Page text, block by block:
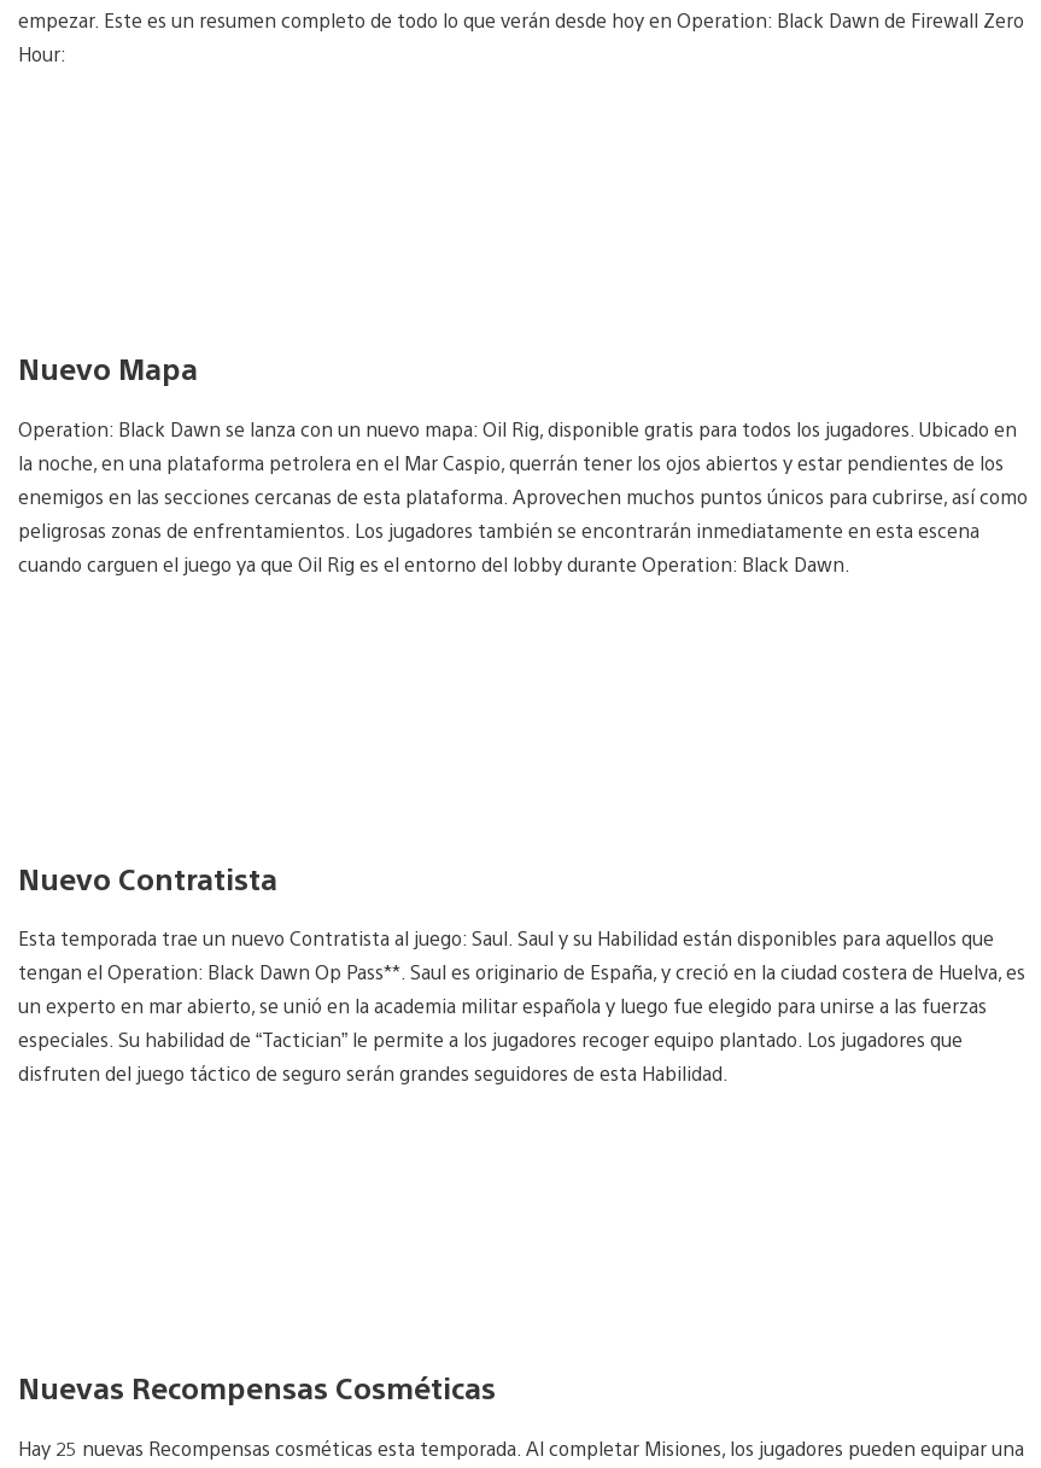
empezar. Este es un resumen completo de todo lo que verán desde hoy en Operation: Black Dawn de Firewall Zero
Hour:
Nuevo Mapa
Operation: Black Dawn se lanza con un nuevo mapa: Oil Rig, disponible gratis para todos los jugadores. Ubicado en
la noche, en una plataforma petrolera en el Mar Caspio, querrán tener los ojos abiertos y estar pendientes de los
enemigos en las secciones cercanas de esta plataforma. Aprovechen muchos puntos únicos para cubrirse, así como
peligrosas zonas de enfrentamientos. Los jugadores también se encontrarán inmediatamente en esta escena
cuando carguen el juego ya que Oil Rig es el entorno del lobby durante Operation: Black Dawn.
Nuevo Contratista
Esta temporada trae un nuevo Contratista al juego: Saul. Saul y su Habilidad están disponibles para aquellos que
tengan el Operation: Black Dawn Op Pass**. Saul es originario de España, y creció en la ciudad costera de Huelva, es
un experto en mar abierto, se unió en la academia militar española y luego fue elegido para unirse a las fuerzas
especiales. Su habilidad de “Tactician” le permite a los jugadores recoger equipo plantado. Los jugadores que
disfruten del juego táctico de seguro serán grandes seguidores de esta Habilidad.
Nuevas Recompensas Cosméticas
Hay 25 nuevas Recompensas cosméticas esta temporada. Al completar Misiones, los jugadores pueden equipar una